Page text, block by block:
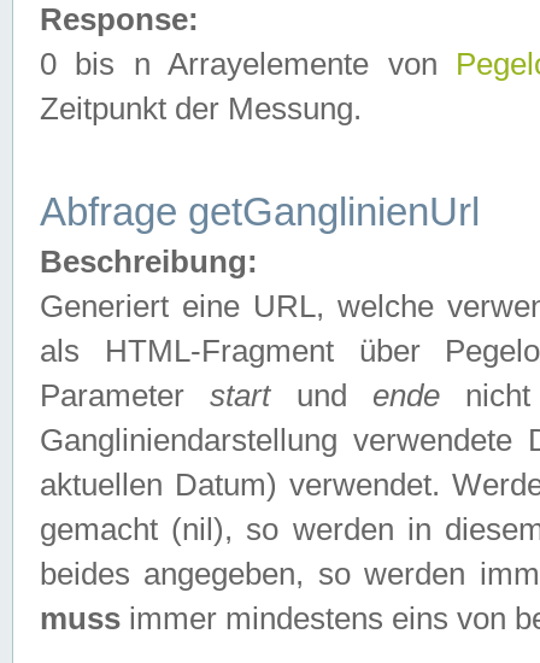
Response:
0 bis n Arrayelemente von
Zeitpunkt der Messung.
Abfrage getGanglinienUrl
Beschreibung:
Generiert eine URL, welche
als HTML-Fragment über
Parameterstartund endenicht
Gangliniendarstellung
aktuellen Datum) verwendet.
gemacht (nil), so werden in
beides angegeben, so werden
muss immer mindestens eins von